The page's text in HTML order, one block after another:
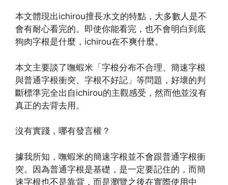
本文體現出ichirou擅長水文的特點，大多數人是不
會有耐心看完的。即使你能看完，也不會明白到底
狗肉字根是什麼，ichirou在不爽什麼。
本文主要談了嘸蝦米「字根分布不合理、簡速字根
與普通字根衝突、字根不好記」等問題，好壞的判
斷標準完全出自ichirou的主觀感受，然而他並沒有
真正的去背去用。
沒有實踐，哪有發言權？
據我所知，嘸蝦米的簡速字根並不會跟普通字根衝
突。因為普通字根是基礎，是一定要記住的，而簡
速字根也不是靠背，而是瀏覽之後在實際使用中